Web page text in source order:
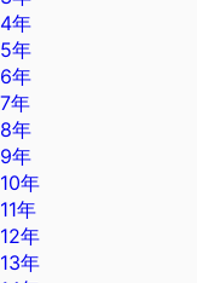
4年
5年
6年
7年
8年
9年
10年
11年
12年
13年